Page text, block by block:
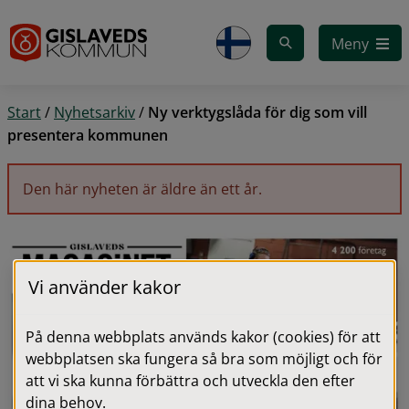
Meny
Start/ Nyhetsarkiv/ Ny verktygslåda för dig som vill
presentera kommunen
Den här nyheten är äldre än ett år.
Vi använder kakor
På denna webbplats används kakor (cookies) för att
webbplatsen ska fungera så bra som möjligt och för
att vi ska kunna förbättra och utveckla den efter
dina behov.